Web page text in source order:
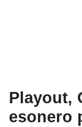
Playout,
esonero